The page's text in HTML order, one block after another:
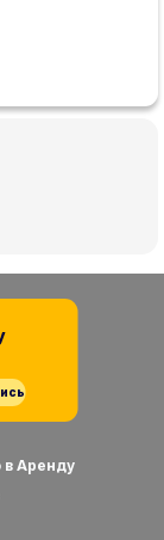
Аренду